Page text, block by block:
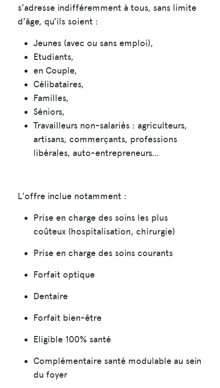
s’adresse indifféremment à tous, sans limite
d’âge, qu’ils soient :
Jeunes (avec ou sans emploi),
Etudiants,
en Couple,
Célibataires,
Familles,
Séniors,
Travailleurs non-salariés : agriculteurs,
artisans, commerçants, professions
libérales, auto-entrepreneurs…
L'offre inclue notamment :
Prise en charge des soins les plus
coûteux (hospitalisation, chirurgie)
Prise en charge des soins courants
Forfait optique
Dentaire
Forfait bien-être
Eligible 100% santé
Complémentaire santé modulable au sein
du foyer